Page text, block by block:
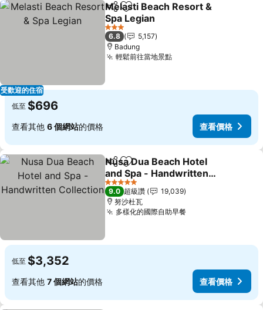
受歡迎的住宿
分享 加入我的最愛
Melasti Beach Resort &
Spa Legian
查看價格
3 星級
6.8
5,157
Badung
輕鬆前往當地景點查看價格
低至 $696
查看其他 6 個網站的價格 查看價格
分享 加入我的最愛
Nusa Dua Beach Hotel
and Spa - Handwritten
Collection
查看價格
5 星級
9.0 超級讚
19,039
努沙杜瓦
多樣化的國際自助早餐查看價格
低至 $3,352
查看其他 7 個網站的價格 查看價格